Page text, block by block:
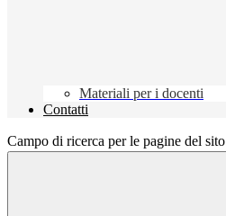
Materiali per i docenti
Contatti
Campo di ricerca per le pagine del sito